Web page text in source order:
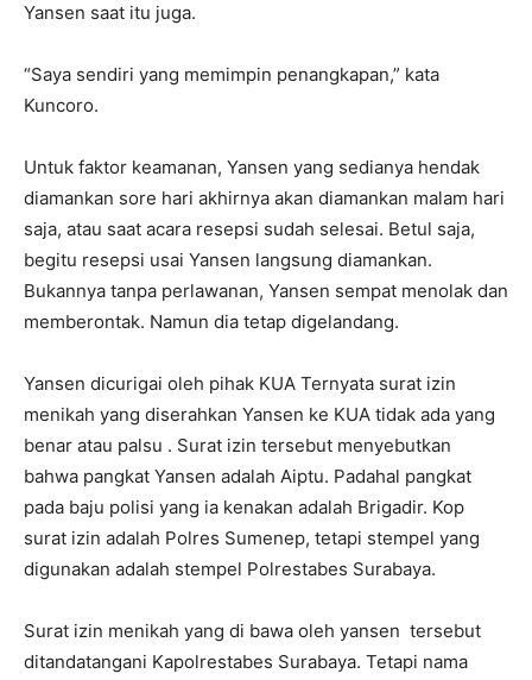
Yansen saat itu juga.
“Saya sendiri yang memimpin penangkapan,” kata
Kuncoro.
Untuk faktor keamanan, Yansen yang sedianya hendak
diamankan sore hari akhirnya akan diamankan malam hari
saja, atau saat acara resepsi sudah selesai. Betul saja,
begitu resepsi usai Yansen langsung diamankan.
Bukannya tanpa perlawanan, Yansen sempat menolak dan
memberontak. Namun dia tetap digelandang.
Yansen dicurigai oleh pihak KUA Ternyata surat izin
menikah yang diserahkan Yansen ke KUA tidak ada yang
benar atau palsu . Surat izin tersebut menyebutkan
bahwa pangkat Yansen adalah Aiptu. Padahal pangkat
pada baju polisi yang ia kenakan adalah Brigadir. Kop
surat izin adalah Polres Sumenep, tetapi stempel yang
digunakan adalah stempel Polrestabes Surabaya.
Surat izin menikah yang di bawa oleh yansen tersebut
ditandatangani Kapolrestabes Surabaya. Tetapi nama